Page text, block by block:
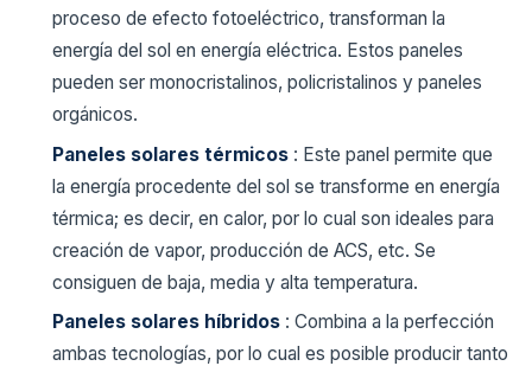
proceso de efecto fotoeléctrico, transforman la
energía del sol en energía eléctrica. Estos paneles
pueden ser monocristalinos, policristalinos y paneles
orgánicos.
Paneles solares térmicos : Este panel permite que
la energía procedente del sol se transforme en energía
térmica; es decir, en calor, por lo cual son ideales para
creación de vapor, producción de ACS, etc. Se
consiguen de baja, media y alta temperatura.
Paneles solares híbridos : Combina a la perfección
ambas tecnologías, por lo cual es posible producir tanto